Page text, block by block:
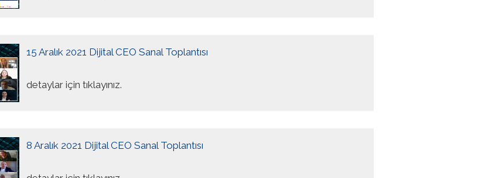
15 Aralık 2021 Dijital CEO Sanal Toplantısı
detaylar için tıklayınız.
8 Aralık 2021 Dijital CEO Sanal Toplantısı